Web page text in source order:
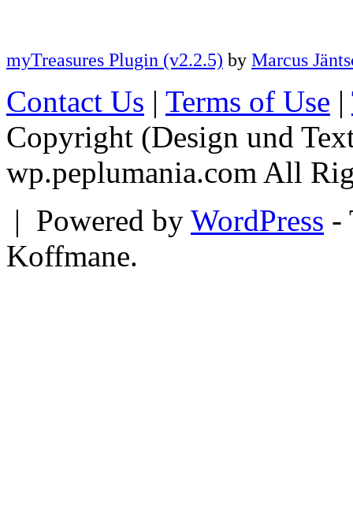
myTreasures Plugin (v2.2.5) by Marcus
Contact Us | Terms of Use |
Copyright (Design und
wp.peplumania.com All
| Powered by WordPress -
Koffmane.